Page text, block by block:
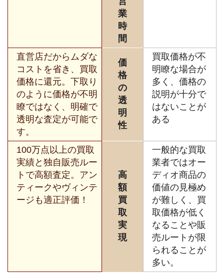
業
時
間
直営店だからムダな
コストを省き、買取
価格に還元。下取り
のように価格が不明
瞭ではなく、明確で
透明な査定が可能で
す。
価
格
の
透
明
性
買取価格が不
明瞭な場合が
多く、価格の
説明が十分で
はないことが
ある
100万点以上の買取
実績と独自販売ルー
トで高額査定。アン
ティークやヴィンテ
ージも適正評価！
高
額
買
取
実
現
一般的な買取
業者ではオー
ディオ商品の
価値の見極め
が難しく、買
取価格が低く
なることや販
売ルートが限
られることが
多い。